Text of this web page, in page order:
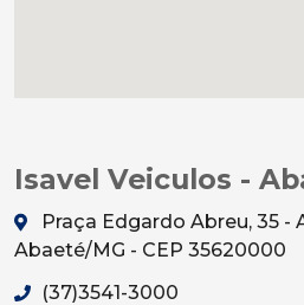
Isavel Veiculos -
Praça Edgardo Abreu, 35 -
Abaeté/MG - CEP 35620000
(37)3541-3000